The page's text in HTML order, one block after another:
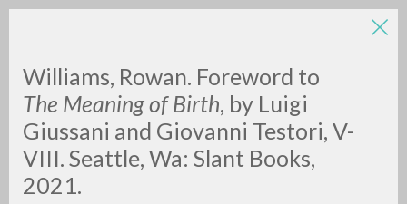
Williams, Rowan. Foreword to
The Meaning of Birth, by Luigi
Giussani and Giovanni Testori, V-
VIII. Seattle, Wa: Slant Books,
2021.
LUIGI
GIUSSANI